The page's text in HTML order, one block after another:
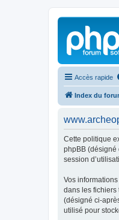
Accès rapide
Index du
Cette politique
phpBB (désigné
session
Vos
dans les fichiers
(désigné ci-
utilisé pour